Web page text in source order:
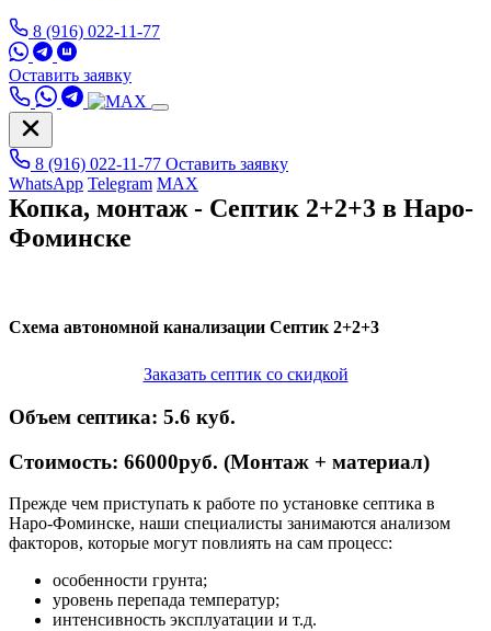
8 (916) 022-11-77
Оставить заявку
8 (916) 022-11-77 Оставить заявку
WhatsApp Telegram MAX
Копка, монтаж - Септик 2+2+3 в Наро-
Фоминске
Схема автономной канализации Септик 2+2+3
Заказать септик со скидкой
Объем септика: 5.6 куб.
Стоимость: 66000руб. (Монтаж + материал)
Прежде чем приступать к работе по установке септика в
Наро-Фоминске, наши специалисты занимаются анализом
факторов, которые могут повлиять на сам процесс:
особенности грунта;
уровень перепада температур;
интенсивность эксплуатации и т.д.